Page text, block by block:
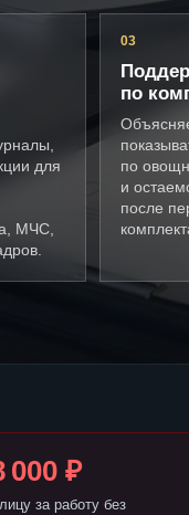
для
МЧС,
03
по
по
и
после
000 ₽
за работу без